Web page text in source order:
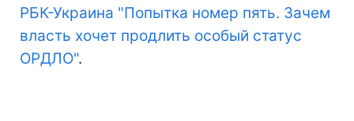
РБК-Украина "Попытка номер пять. Зачем
власть хочет продлить особый статус
ОРДЛО".